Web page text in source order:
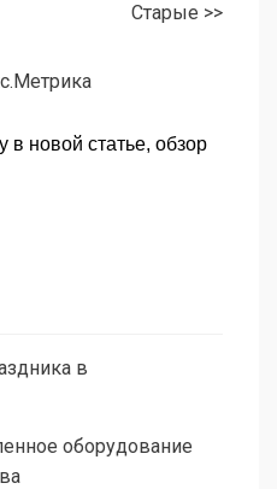
Старые >>
в новой статье, обзор
в
оборудование